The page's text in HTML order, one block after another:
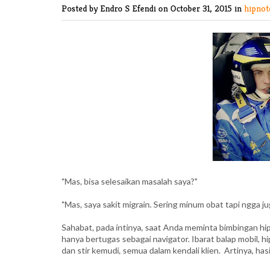
Posted by Endro S Efendi on October 31, 2015 in
"Mas, bisa selesaikan masalah saya?"
"Mas, saya sakit migrain. Sering minum obat tapi ngga
Sahabat, pada intinya, saat Anda meminta bimbingan
hanya bertugas sebagai navigator. Ibarat balap mobil,
dan stir kemudi, semua dalam kendali klien. Artinya,